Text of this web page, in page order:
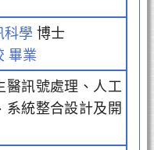
科學 博士
畢業
醫訊號處理、人工
系統整合設計及開